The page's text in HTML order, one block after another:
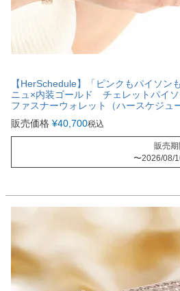
【HerSchedule】「ピンクもパイソ
ニュ×内装ゴールド チェレットパイ
ファスナーウォレット（ハースケジュ
販売価格 ¥40,700税込
販売期
〜2026/08/